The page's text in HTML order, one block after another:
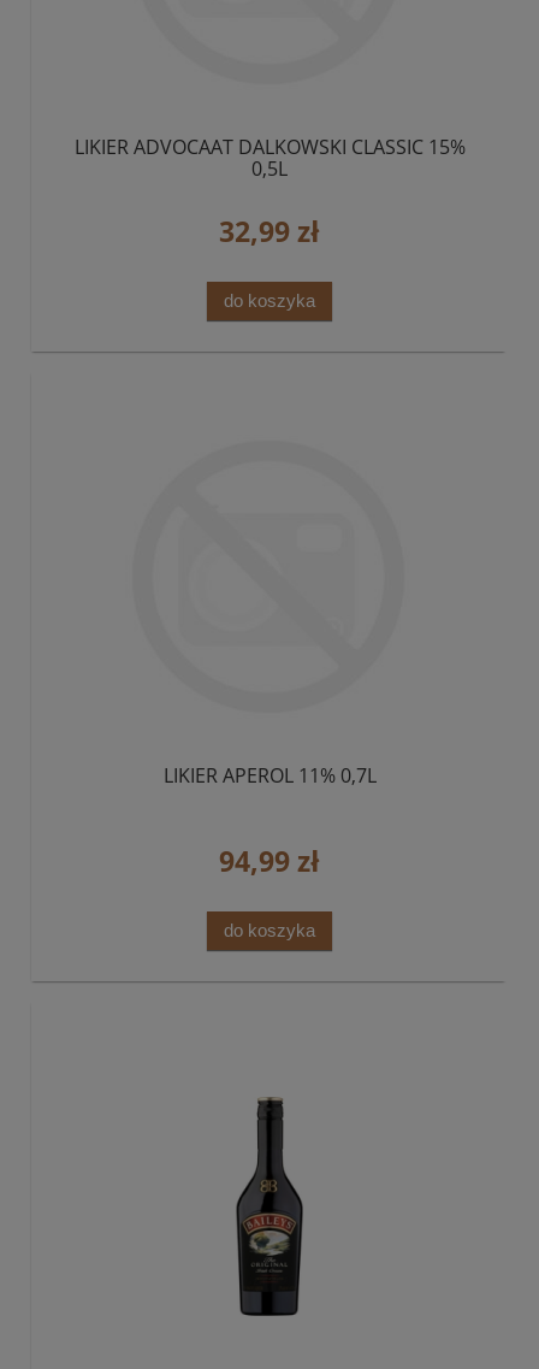
LIKIER ADVOCAAT DALKOWSKI CLASSIC 15%
0,5L
32,99 zł
do koszyka
LIKIER APEROL 11% 0,7L
94,99 zł
do koszyka